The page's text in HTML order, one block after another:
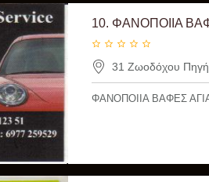
10. ΦΑΝΟΠΟΙΙΑ
31 Ζωοδόχου
ΦΑΝΟΠΟΙΙΑ ΒΑΦΕΣ